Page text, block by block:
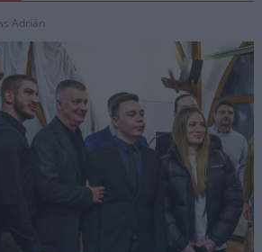
Adrián